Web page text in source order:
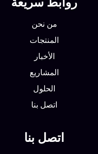
من نحن
المنتجات
الأخبار
المشاريع
الحلول
اتصل بنا
اتصل بنا